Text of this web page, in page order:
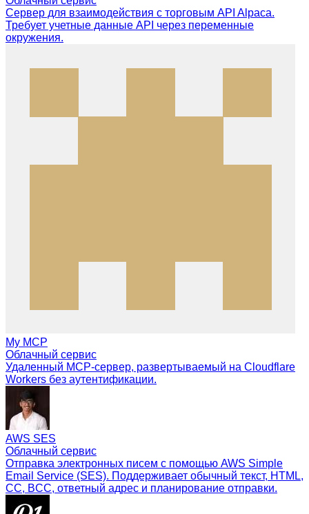
Сервер для взаимодействия с торговым API Alpaca.
Требует учетные данные API через переменные
окружения.
My MCP
Облачный сервис
Удаленный MCP-сервер, развертываемый на Cloudflare
Workers без аутентификации.
AWS SES
Облачный сервис
Отправка электронных писем с помощью AWS Simple
Email Service (SES). Поддерживает обычный текст, HTML,
CC, BCC, ответный адрес и планирование отправки.